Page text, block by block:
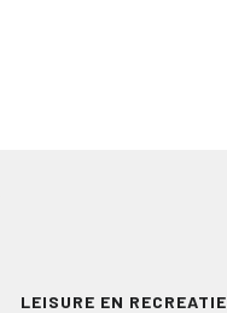
LEISURE EN RECREATIE